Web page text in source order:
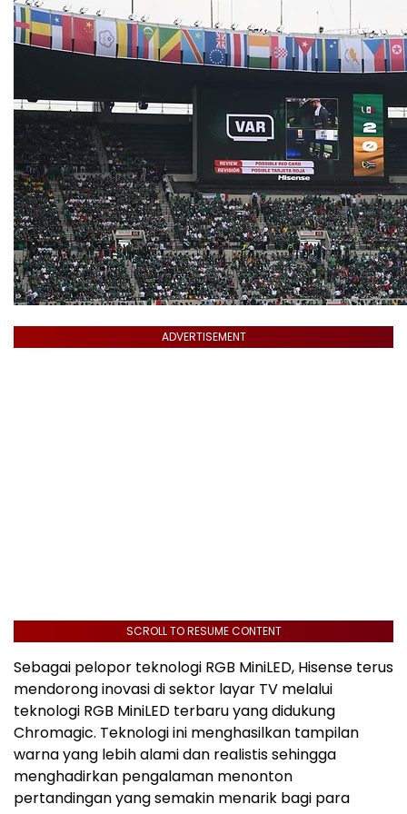
ADVERTISEMENT
SCROLL TO RESUME CONTENT
Sebagai pelopor teknologi RGB MiniLED, Hisense terus
mendorong inovasi di sektor layar TV melalui
teknologi RGB MiniLED terbaru yang didukung
Chromagic. Teknologi ini menghasilkan tampilan
warna yang lebih alami dan realistis sehingga
menghadirkan pengalaman menonton
pertandingan yang semakin menarik bagi para